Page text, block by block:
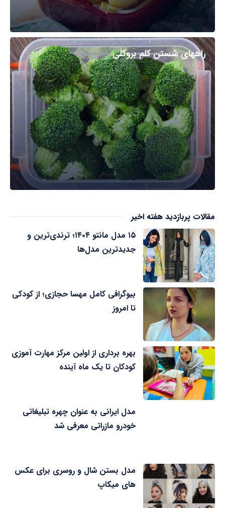
راههای شستن کلم بروکلی
مقالات پربازدید هفته اخیر
۱۵ مدل مانتو ۱۴۰۴؛ ترندی‌ترین و
جدیدترین مدل‌ها
بیوگرافی کامل مهسا حجازی؛ از کودکی
تا امروز
بهره برداری از اولین مرکز مهارت آموزی
کودکان تا یک ماه آینده
مدل ایرانی به عنوان چهره تبلیغاتی
خودرو مازراتی معرفی شد
مدل بستن شال و روسری برای عکس
های میکاپ